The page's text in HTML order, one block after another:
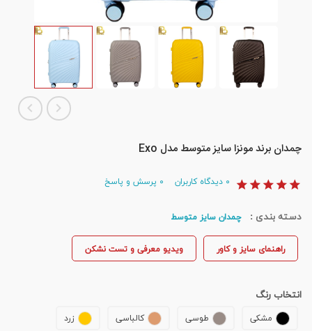
چمدان برند مونزا سایز متوسط مدل Exo
دیدگاه کاربران پرسش و پاسخ
دسته بندی : چمدان سایز متوسط
راهنمای سایز و کاور ویدیو معرفی و تست نشکن
انتخاب رنگ
مشکی طوسی کالباسی زرد